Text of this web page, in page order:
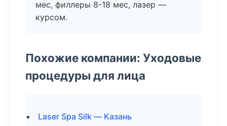
мес, филлеры 8-18 мес, лазер —
курсом.
Похожие компании: Уходовые
процедуры для лица
Laser Spa Silk — Казань